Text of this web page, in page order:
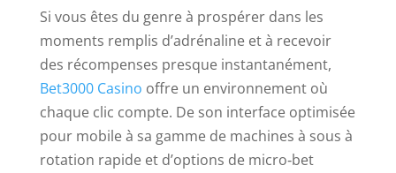
Si vous êtes du genre à prospérer dans les
moments remplis d’adrénaline et à recevoir
des récompenses presque instantanément,
Bet3000 Casino offre un environnement où
chaque clic compte. De son interface optimisée
pour mobile à sa gamme de machines à sous à
rotation rapide et d’options de micro‑bet